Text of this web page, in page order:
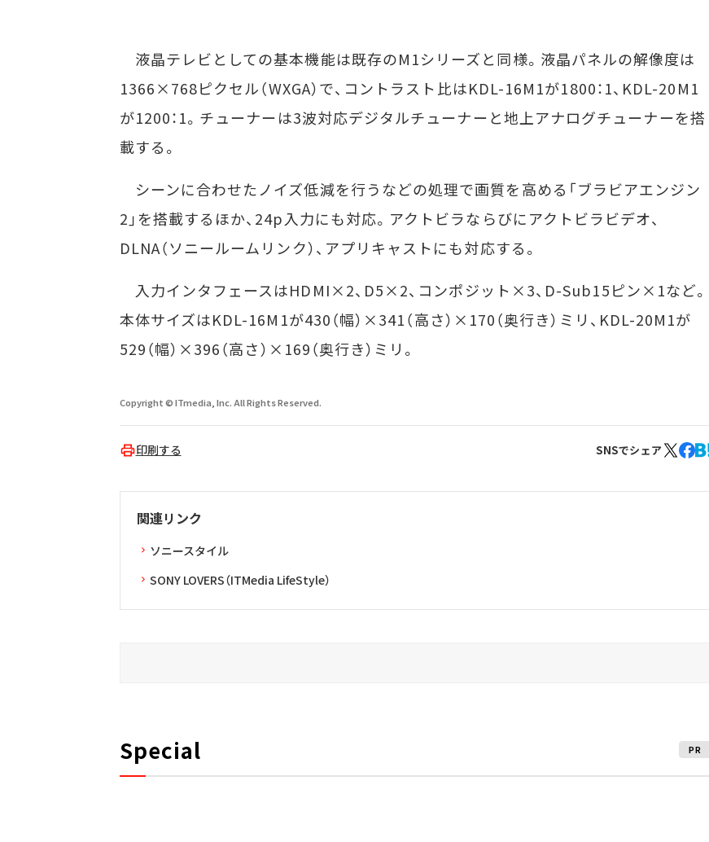
液晶テレビとしての基本機能は既存のM1シリーズと同様。液晶パネルの解像度は
1366×768ピクセル（WXGA）で、コントラスト比はKDL-16M1が1800：1、KDL-20M1
が1200：1。チューナーは3波対応デジタルチューナーと地上アナログチューナーを搭
載する。
シーンに合わせたノイズ低減を行うなどの処理で画質を高める「ブラビアエンジン
2」を搭載するほか、24p入力にも対応。アクトビラならびにアクトビラビデオ、
DLNA（ソニールームリンク）、アプリキャストにも対応する。
入力インタフェースはHDMI×2、D5×2、コンポジット×3、D-Sub15ピン×1など。
本体サイズはKDL-16M1が430（幅）×341（高さ）×170（奥行き）ミリ、KDL-20M1が
529（幅）×396（高さ）×169（奥行き）ミリ。
Copyright © ITmedia, Inc. All Rights Reserved.
印刷する SNSでシェア
関連リンク
ソニースタイル
SONY LOVERS（ITMedia LifeStyle）
Special PR